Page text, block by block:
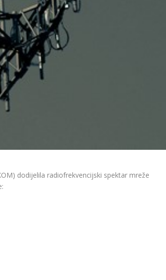
dodijelila radiofrekvencijski spektar mreže